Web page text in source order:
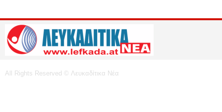
All Rights Reserved © Λευκαδίτικα Νέα